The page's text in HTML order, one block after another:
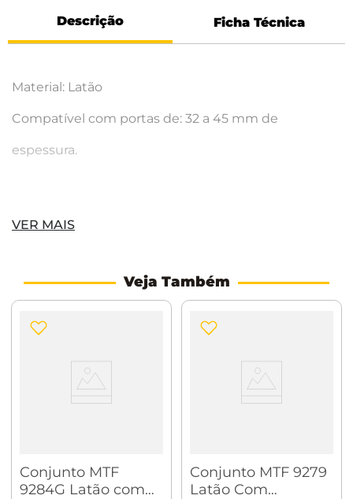
Descrição Ficha Técnica
Material: Latão
Compatível com portas de: 32 a 45 mm de
espessura.
Fechadura ML500 Häfele
VER MAIS
Veja Também
Conjunto MTF
9284G Latão com
Conjunto MTF 9279
Latão Com